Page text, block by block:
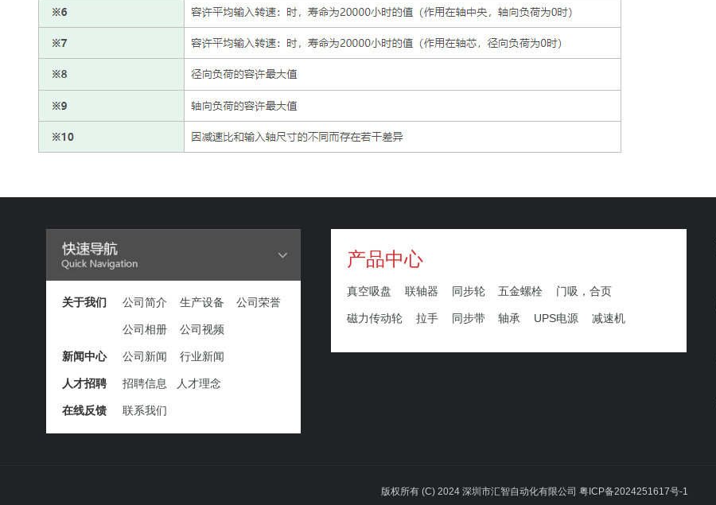
关于我们 公司简介 生产设备 公司荣誉
公司相册 公司视频
新闻中心 公司新闻 行业新闻
人才招聘 招聘信息 人才理念
在线反馈 联系我们
产品中心
真空吸盘 联轴器 同步轮 五金螺栓 门吸，合页
磁力传动轮 拉手 同步带 轴承 UPS电源 减速机
版权所有 (C) 2024 深圳市汇智自动化有限公司 粤ICP备2024251617号-1